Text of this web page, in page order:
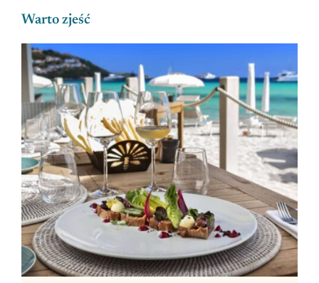
Warto zjeść